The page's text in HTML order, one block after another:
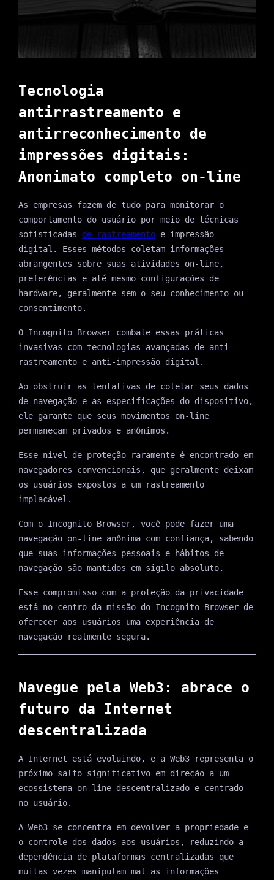
Tecnologia
antirrastreamento e
antirreconhecimento de
impressões digitais:
Anonimato completo on-line
As empresas fazem de tudo para monitorar o
comportamento do usuário por meio de técnicas
sofisticadas de rastreamentoe impressão
digital. Esses métodos coletam informações
abrangentes sobre suas atividades on-line,
preferências e até mesmo configurações de
hardware, geralmente sem o seu conhecimento ou
consentimento.
O Incognito Browser combate essas práticas
invasivas com tecnologias avançadas de anti-
rastreamento e anti-impressão digital.
Ao obstruir as tentativas de coletar seus dados
de navegação e as especificações do dispositivo,
ele garante que seus movimentos on-line
permaneçam privados e anônimos.
Esse nível de proteção raramente é encontrado em
navegadores convencionais, que geralmente deixam
os usuários expostos a um rastreamento
implacável.
Com o Incognito Browser, você pode fazer uma
navegação on-line anônima com confiança, sabendo
que suas informações pessoais e hábitos de
navegação são mantidos em sigilo absoluto.
Esse compromisso com a proteção da privacidade
está no centro da missão do Incognito Browser de
oferecer aos usuários uma experiência de
navegação realmente segura.
Navegue pela Web3: abrace o
futuro da Internet
descentralizada
A Internet está evoluindo, e a Web3 representa o
próximo salto significativo em direção a um
ecossistema on-line descentralizado e centrado
no usuário.
A Web3 se concentra em devolver a propriedade e
o controle dos dados aos usuários, reduzindo a
dependência de plataformas centralizadas que
muitas vezes manipulam mal as informações